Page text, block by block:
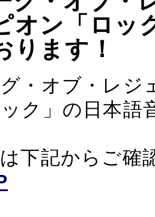
オン「ロッ
ります！
グ・オブ・レ
ク」の日本語
下記からご確